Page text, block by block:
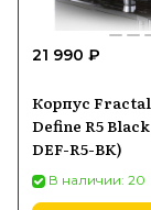
21 990 ₽
Корпус
Define R5
DEF-R5-BK)
В наличии: 20